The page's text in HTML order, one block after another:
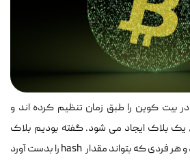
بیت کوین را طبق زمان تنظیم کرده اند و
یکبار ، یک بلاک ایجاد می شود. گفته بودیم بلاک
چین مقداری را معین میکند و هر فردی که بتواند مقدار hash را بدست آورد